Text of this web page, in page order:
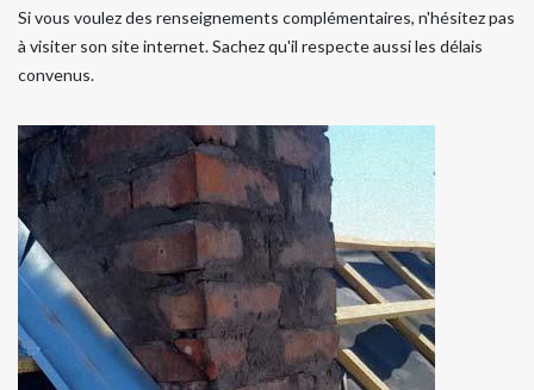
Si vous voulez des renseignements complémentaires, n'hésitez pas
à visiter son site internet. Sachez qu'il respecte aussi les délais
convenus.